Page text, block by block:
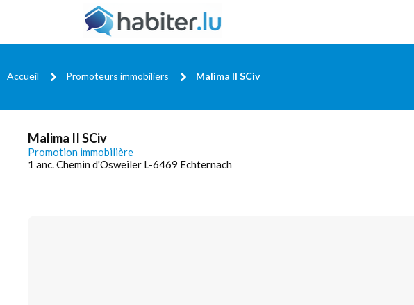
Accueil Promoteurs immobiliers Malima II SCiv
Malima II SCiv
Promotion immobilière
1 anc. Chemin d'Osweiler L-6469 Echternach